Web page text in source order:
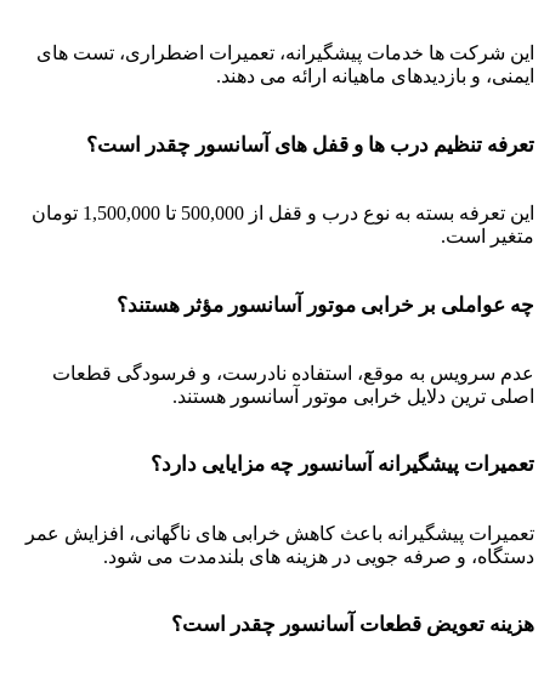
این شرکت ها خدمات پیشگیرانه، تعمیرات اضطراری، تست های
ایمنی، و بازدیدهای ماهیانه ارائه می دهند.
تعرفه تنظیم درب ها و قفل های آسانسور چقدر است؟
این تعرفه بسته به نوع درب و قفل از 500,000 تا 1,500,000 تومان
متغیر است.
چه عواملی بر خرابی موتور آسانسور مؤثر هستند؟
عدم سرویس به موقع، استفاده نادرست، و فرسودگی قطعات
اصلی ترین دلایل خرابی موتور آسانسور هستند.
تعمیرات پیشگیرانه آسانسور چه مزایایی دارد؟
تعمیرات پیشگیرانه باعث کاهش خرابی های ناگهانی، افزایش عمر
دستگاه، و صرفه جویی در هزینه های بلندمدت می شود.
هزینه تعویض قطعات آسانسور چقدر است؟